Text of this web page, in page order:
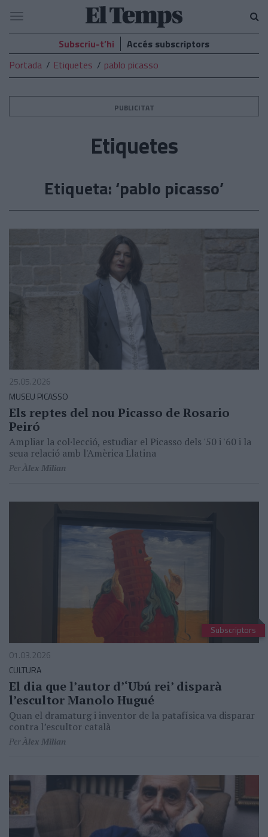
El
Temps
Navegació
Subscriu-t’hi
Accés subscriptors
Portada
Etiquetes pablo picasso
PUBLICITAT
Etiquetes
Etiqueta: ‘pablo picasso’
25.05.2026
MUSEU PICASSO
Els reptes del nou Picasso de Rosario
Peiró
Ampliar la col·lecció, estudiar el Picasso dels '50 i '60 i la
seua relació amb l'Amèrica Llatina
PerÀlex Milian
Subscriptors
01.03.2026
CULTURA
El dia que l’autor d’‘Ubú rei’ disparà
l’escultor Manolo Hugué
Quan el dramaturg i inventor de la patafísica va disparar
contra l’escultor català
PerÀlex Milian